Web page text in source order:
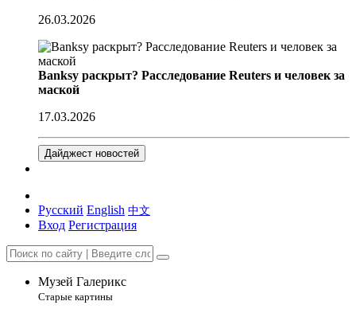
26.03.2026
Banksy раскрыт? Расследование Reuters и человек за
маской
17.03.2026
Дайджест новостей
Русский English 中文
Вход Регистрация
Музей Галерикс
Старые картины